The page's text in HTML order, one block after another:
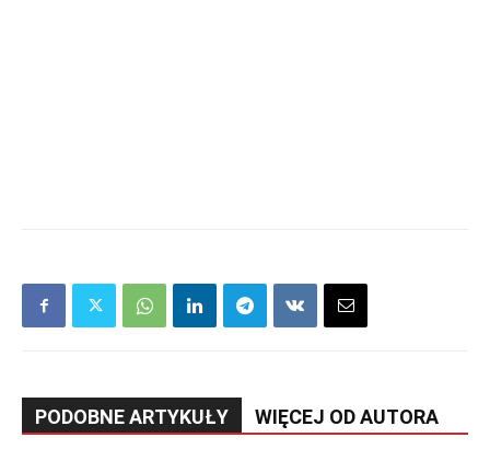
PODOBNE ARTYKUŁY WIĘCEJ OD AUTORA